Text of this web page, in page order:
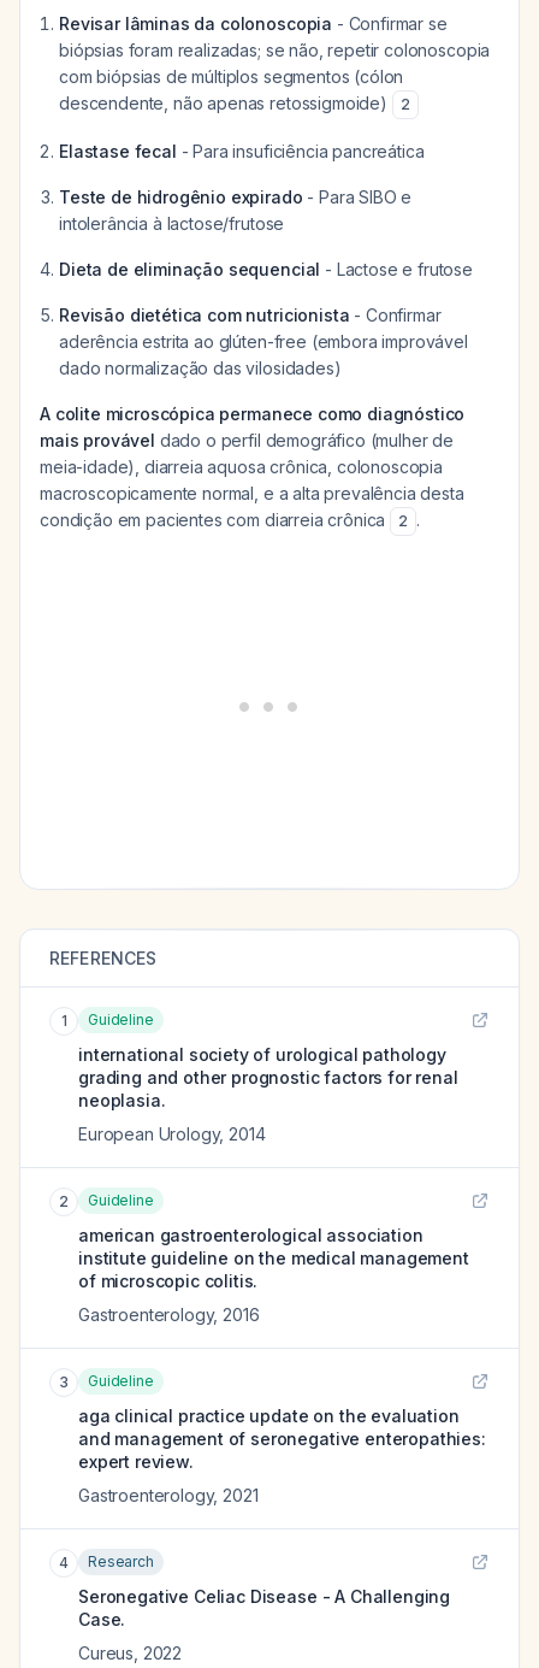
Revisar lâminas da colonoscopia - Confirmar se
biópsias foram realizadas; se não, repetir colonoscopia
com biópsias de múltiplos segmentos (cólon
descendente, não apenas retossigmoide)
2
Elastase fecal - Para insuficiência pancreática
Teste de hidrogênio expirado - Para SIBO e
intolerância à lactose/frutose
Dieta de eliminação sequencial - Lactose e frutose
Revisão dietética com nutricionista - Confirmar
aderência estrita ao glúten-free (embora improvável
dado normalização das vilosidades)
A colite microscópica permanece como diagnóstico
mais provável dado o perfil demográfico (mulher de
meia-idade), diarreia aquosa crônica, colonoscopia
macroscopicamente normal, e a alta prevalência desta
condição em pacientes com diarreia crônica
2 .
REFERENCES
1 Guideline
international society of urological pathology
grading and other prognostic factors for renal
neoplasia.
European Urology, 2014
2 Guideline
american gastroenterological association
institute guideline on the medical management
of microscopic colitis.
Gastroenterology, 2016
3 Guideline
aga clinical practice update on the evaluation
and management of seronegative enteropathies:
expert review.
Gastroenterology, 2021
4 Research
Seronegative Celiac Disease - A Challenging
Case.
Cureus 2022